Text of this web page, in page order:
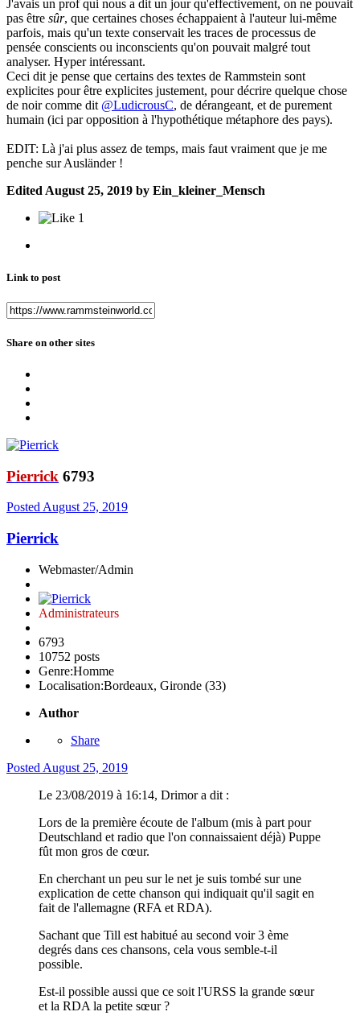
J'avais un prof qui nous a dit un jour qu'effectivement, on ne pouvait
pas être sûr, que certaines choses échappaient à l'auteur lui-même
parfois, mais qu'un texte conservait les traces de processus de
pensée conscients ou inconscients qu'on pouvait malgré tout
analyser. Hyper intéressant.
Ceci dit je pense que certains des textes de Rammstein sont
explicites pour être explicites justement, pour décrire quelque chose
de noir comme dit @LudicrousC, de dérangeant, et de purement
humain (ici par opposition à l'hypothétique métaphore des pays).
EDIT: Là j'ai plus assez de temps, mais faut vraiment que je me
penche sur Ausländer !
Edited August 25, 2019 by Ein_kleiner_Mensch
1
Link to post
Share on other sites
Pierrick 6793
PostedAugust 25, 2019
Pierrick
Webmaster/Admin
Administrateurs
6793
10752 posts
Genre:Homme
Localisation:Bordeaux, Gironde (33)
Author
Share
Posted August 25, 2019
Le 23/08/2019 à 16:14, Drimor a dit :
Lors de la première écoute de l'album (mis à part pour
Deutschland et radio que l'on connaissaient déjà) Puppe
fût mon gros de cœur.
En cherchant un peu sur le net je suis tombé sur une
explication de cette chanson qui indiquait qu'il sagit en
fait de l'allemagne (RFA et RDA).
Sachant que Till est habitué au second voir 3 ème
degrés dans ces chansons, cela vous semble-t-il
possible.
Est-il possible aussi que ce soit l'URSS la grande sœur
et la RDA la petite sœur ?